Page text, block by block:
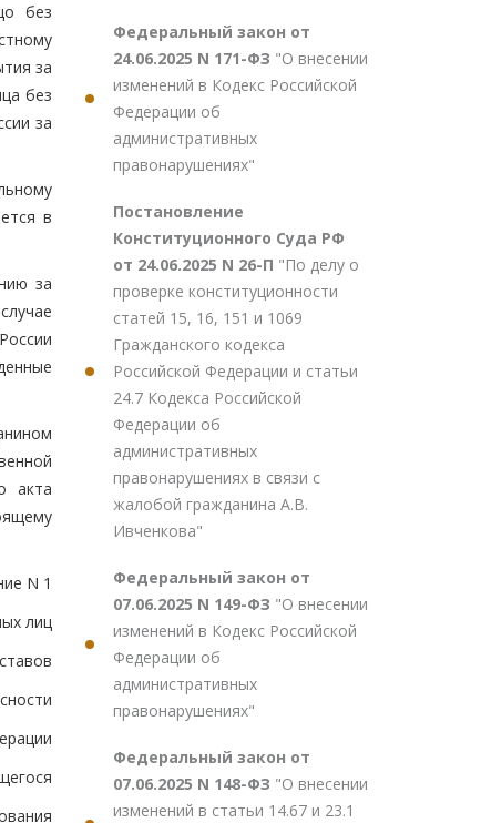
без
за
без
за
в
за
акта
N 1
лиц
Федеральный закон от
24.06.2025 N 171-ФЗ "О внесении
изменений в Кодекс Российской
Федерации об
административных
правонарушениях"
Постановление
Конституционного Суда РФ
от 24.06.2025 N 26-П "По делу о
проверке конституционности
статей 15, 16, 151 и 1069
Гражданского кодекса
Российской Федерации и статьи
24.7 Кодекса Российской
Федерации об
административных
правонарушениях в связи с
жалобой гражданина А.В.
Ивченкова"
Федеральный закон от
07.06.2025 N 149-ФЗ "О внесении
изменений в Кодекс Российской
Федерации об
административных
правонарушениях"
Федеральный закон от
07.06.2025 N 148-ФЗ "О внесении
изменений в статьи 14.67 и 23.1